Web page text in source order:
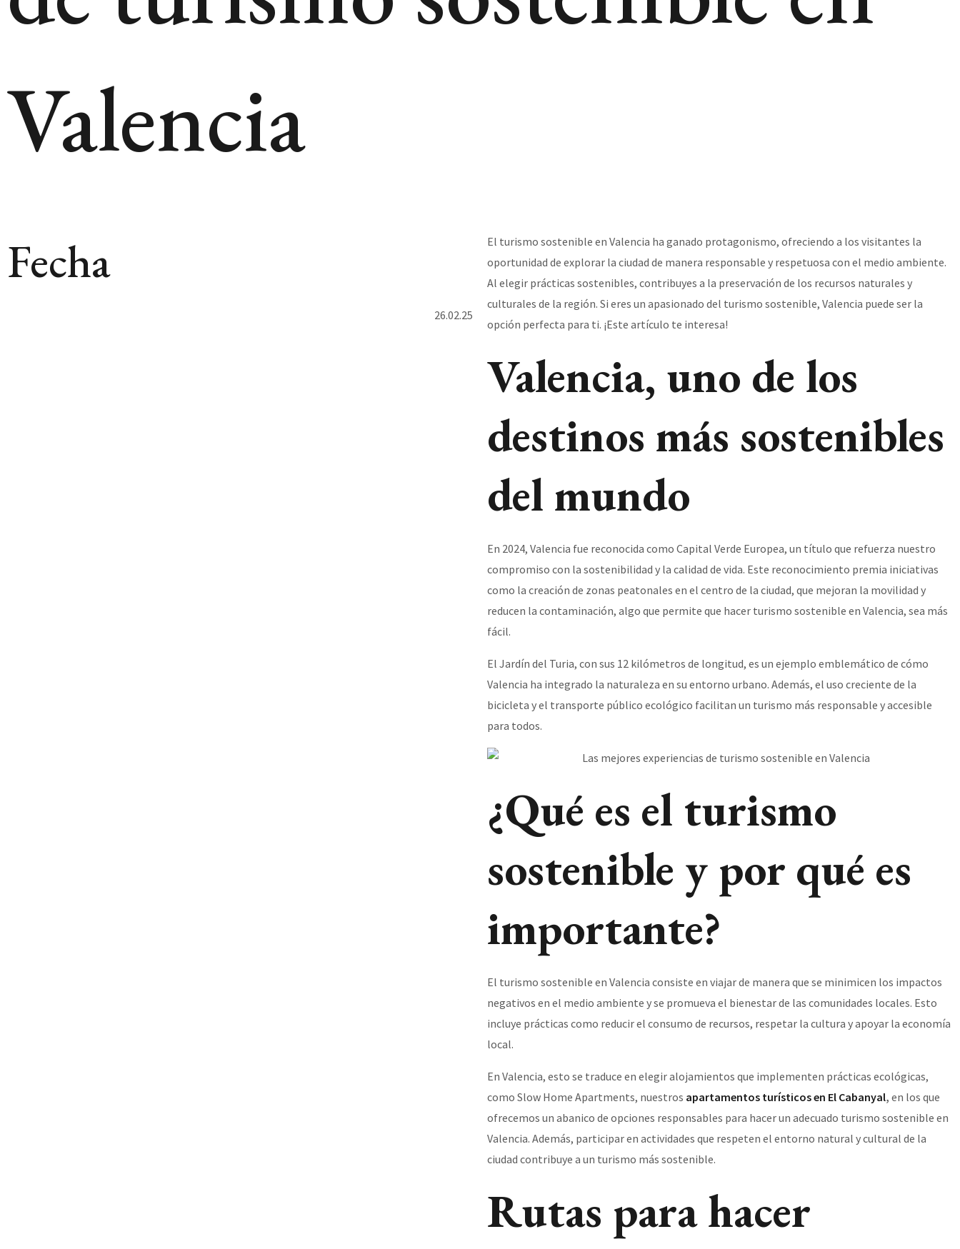
Valencia
Fecha
26.02.25
El turismo sostenible en Valencia ha ganado protagonismo, ofreciendo a los visitantes la
oportunidad de explorar la ciudad de manera responsable y respetuosa con el medio ambiente.
Al elegir prácticas sostenibles, contribuyes a la preservación de los recursos naturales y
culturales de la región. Si eres un apasionado del turismo sostenible, Valencia puede ser la
opción perfecta para ti. ¡Este artículo te interesa!
Valencia, uno de los
destinos más sostenibles
del mundo
En 2024, Valencia fue reconocida como Capital Verde Europea, un título que refuerza nuestro
compromiso con la sostenibilidad y la calidad de vida. Este reconocimiento premia iniciativas
como la creación de zonas peatonales en el centro de la ciudad, que mejoran la movilidad y
reducen la contaminación, algo que permite que hacer turismo sostenible en Valencia, sea más
fácil.
El Jardín del Turia, con sus 12 kilómetros de longitud, es un ejemplo emblemático de cómo
Valencia ha integrado la naturaleza en su entorno urbano. Además, el uso creciente de la
bicicleta y el transporte público ecológico facilitan un turismo más responsable y accesible
para todos.
¿Qué es el turismo
sostenible y por qué es
importante?
El turismo sostenible en Valencia consiste en viajar de manera que se minimicen los impactos
negativos en el medio ambiente y se promueva el bienestar de las comunidades locales. Esto
incluye prácticas como reducir el consumo de recursos, respetar la cultura y apoyar la economía
local.
En Valencia, esto se traduce en elegir alojamientos que implementen prácticas ecológicas,
como Slow Home Apartments, nuestros apartamentos turísticos en El Cabanyal, en los que
ofrecemos un abanico de opciones responsables para hacer un adecuado turismo sostenible en
Valencia. Además, participar en actividades que respeten el entorno natural y cultural de la
ciudad contribuye a un turismo más sostenible.
Rutas para hacer